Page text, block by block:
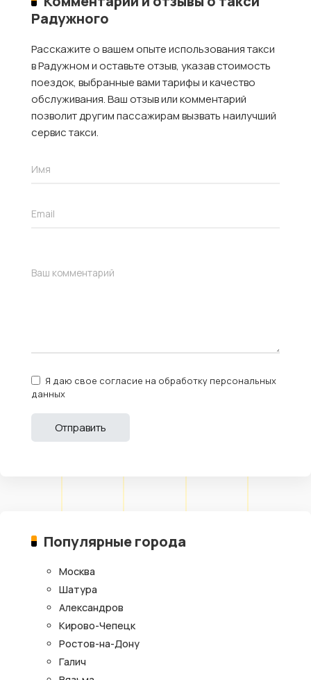
Радужного
Расскажите о вашем опыте использования такси
в Радужном и оставьте отзыв, указав стоимость
поездок, выбранные вами тарифы и качество
обслуживания. Ваш отзыв или комментарий
позволит другим пассажирам вызвать наилучший
сервис такси.
Я даю свое согласие на обработку персональных
данных
Популярные города
Москва
Шатура
Александров
Кирово-Чепецк
Ростов-на-Дону
Галич